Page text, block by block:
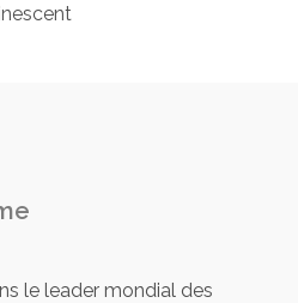
le leader mondial des